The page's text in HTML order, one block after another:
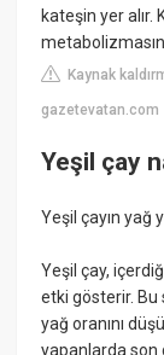
kateşin yer alır.
Kaynak
gazetevatan.com
Yeşil çay
Yeşil çayın yağ
Yeşil çay,
etki gösterir. Bu
yağ oranını
yapanlarda son